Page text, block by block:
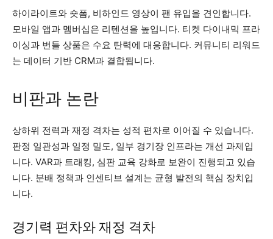
하이라이트와 숏폼, 비하인드 영상이 팬 유입을 견인합니다.
모바일 앱과 멤버십은 리텐션을 높입니다. 티켓 다이내믹 프라
이싱과 번들 상품은 수요 탄력에 대응합니다. 커뮤니티 리워드
는 데이터 기반 CRM과 결합됩니다.
비판과 논란
상하위 전력과 재정 격차는 성적 편차로 이어질 수 있습니다.
판정 일관성과 일정 밀도, 일부 경기장 인프라는 개선 과제입
니다. VAR과 트래킹, 심판 교육 강화로 보완이 진행되고 있습
니다. 분배 정책과 인센티브 설계는 균형 발전의 핵심 장치입
니다.
경기력 편차와 재정 격차